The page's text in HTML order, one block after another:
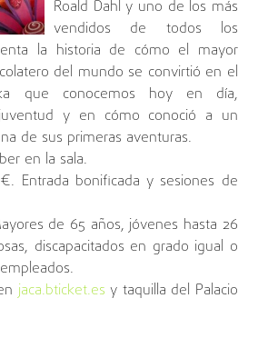
Roald Dahl y uno de los más
vendidos de todos los
la historia de cómo el mayor
del mundo se convirtió en el
que conocemos hoy en día,
y en cómo conoció a un
de sus primeras aventuras.
en la sala.
Entrada bonificada y sesiones de
de 65 años, jóvenes hasta 26
discapacitados en grado igual o
jaca.bticket.es y taquilla del Palacio